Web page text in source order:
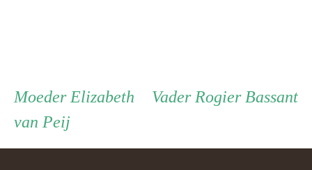
Persoon
ouder
Vader Vader
Rogier Bassant
Moeder Moeder
Elizabeth
van Peij